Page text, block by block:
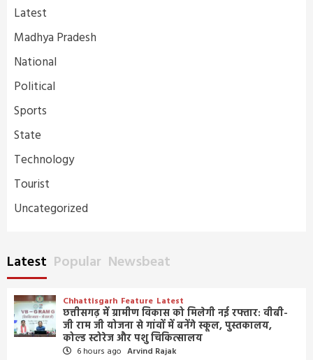
Latest
Madhya Pradesh
National
Political
Sports
State
Technology
Tourist
Uncategorized
Latest Popular Newsbeat
Chhattisgarh Feature Latest
छत्तीसगढ़ में ग्रामीण विकास को मिलेगी नई रफ्तार: वीबी-
जी राम जी योजना से गांवों में बनेंगे स्कूल, पुस्तकालय,
कोल्ड स्टोरेज और पशु चिकित्सालय
6 hours ago Arvind Rajak